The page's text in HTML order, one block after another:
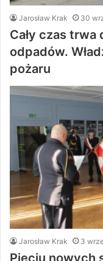
Jarosław Krak 30
Cały czas trwa
odpadów.
pożaru
Jarosław Krak 3
Pięciu nowych